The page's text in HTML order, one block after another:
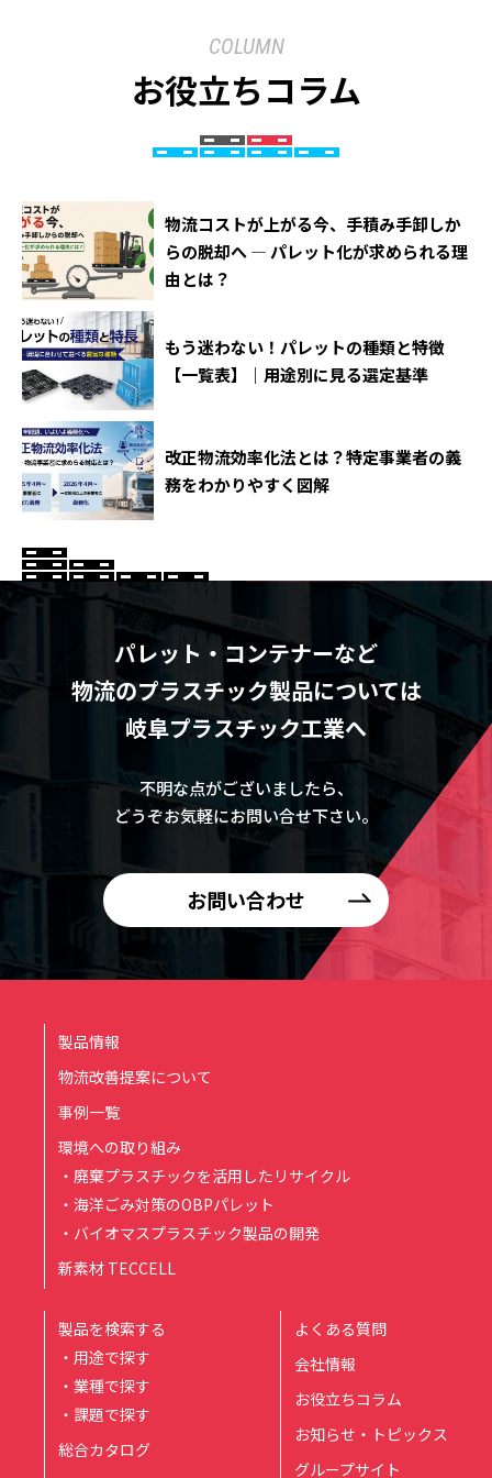
COLUMN
お役立ちコラム
物流コストが上がる今、手積み手卸しか
らの脱却へ ― パレット化が求められる理
由とは？
もう迷わない！パレットの種類と特徴
【一覧表】｜用途別に見る選定基準
改正物流効率化法とは？特定事業者の義
務をわかりやすく図解
パレット・コンテナーなど
物流のプラスチック製品については
岐阜プラスチック工業へ
不明な点がございましたら、
どうぞお気軽にお問い合せ下さい。
お問い合わせ
製品情報
物流改善提案について
事例一覧
環境への取り組み
・廃棄プラスチックを活用したリサイクル
・海洋ごみ対策のOBPパレット
・バイオマスプラスチック製品の開発
新素材 TECCELL
製品を検索する
・用途で探す
・業種で探す
・課題で探す
総合カタログ
よくある質問
会社情報
お役立ちコラム
お知らせ・トピックス
グループサイト